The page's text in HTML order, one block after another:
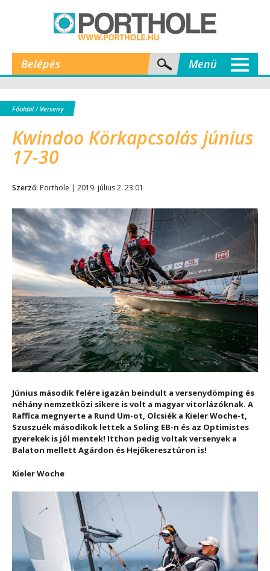
Belépés Menü
Főoldal/ Verseny
Kwindoo Körkapcsolás június
17-30
Szerző: Porthole | 2019. július 2. 23:01
Június második felére igazán beindult a versenydömping és
néhány nemzetközi sikere is volt a magyar vitorlázóknak. A
Raffica megnyerte a Rund Um-ot, Olcsiék a Kieler Woche-t,
Szuszuék másodikok lettek a Soling EB-n és az Optimistes
gyerekek is jól mentek! Itthon pedig voltak versenyek a
Balaton mellett Agárdon és Hejőkeresztúron is!
Kieler Woche